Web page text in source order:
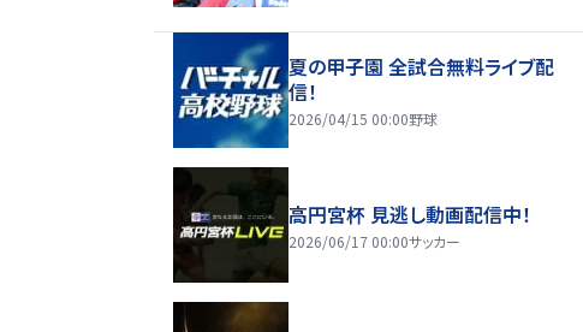
夏の甲子園 全試合無料ライブ配
信！
2026/04/15 00:00野球
高円宮杯 見逃し動画配信中！
2026/06/17 00:00サッカー